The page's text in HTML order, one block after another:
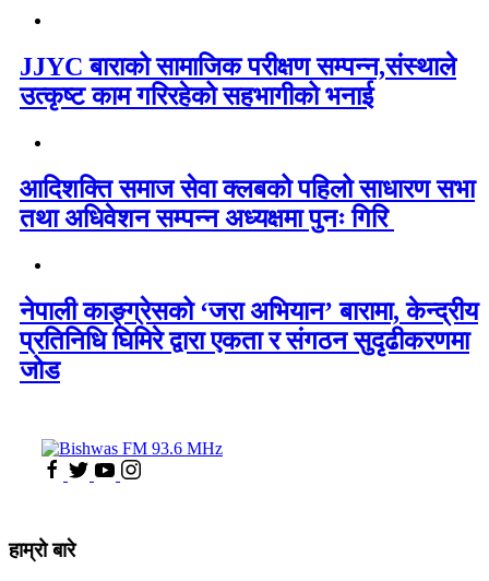
JJYC बाराको सामाजिक परीक्षण सम्पन्न,संस्थाले
उत्कृष्ट काम गरिरहेको सहभागीको भनाई
आदिशक्ति समाज सेवा क्लबको पहिलो साधारण सभा
तथा अधिवेशन सम्पन्न अध्यक्षमा पुनः गिरि
नेपाली काङ्ग्रेसको ‘जरा अभियान’ बारामा, केन्द्रीय
प्रतिनिधि घिमिरे द्वारा एकता र संगठन सुदृढीकरणमा
जोड
हाम्रो बारे